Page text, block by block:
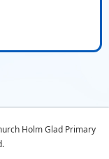
Holm Glad Primary